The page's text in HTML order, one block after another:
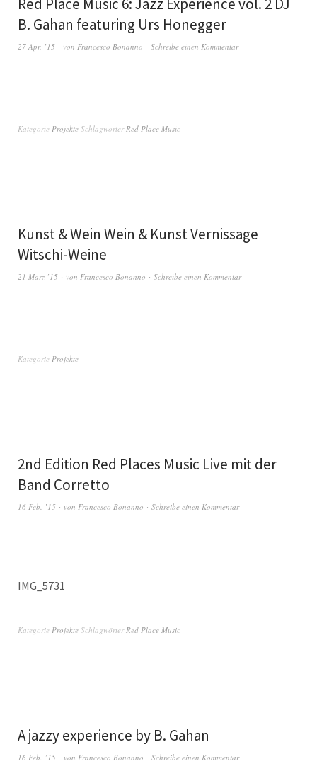
Red Place Music 6: Jazz Experience vol. 2 DJ
B. Gahan featuring Urs Honegger
27 Apr. ’15 von Francesco Bonanno Schreibe einen Kommentar
Kategorie Projekte SchlagwörterRed Place Music
Kunst & Wein Wein & Kunst Vernissage
Witschi-Weine
21 März ’15 von Francesco Bonanno Schreibe einen Kommentar
Kategorie Projekte
2nd Edition Red Places Music Live mit der
Band Corretto
16 Feb. ’15 von Francesco Bonanno Schreibe einen Kommentar
IMG_5731
Kategorie Projekte SchlagwörterRed Place Music
A jazzy experience by B. Gahan
16 Feb. ’15 von Francesco Bonanno Schreibe einen Kommentar